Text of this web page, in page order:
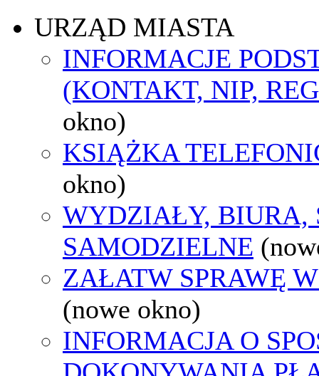
URZĄD MIASTA
INFORMACJE
(KONTAKT, NIP,
okno)
KSIĄŻKA
okno)
WYDZIAŁY, BIURA,
SAMODZIELNE
ZAŁATW SPRAWĘ
(nowe okno)
INFORMACJA O